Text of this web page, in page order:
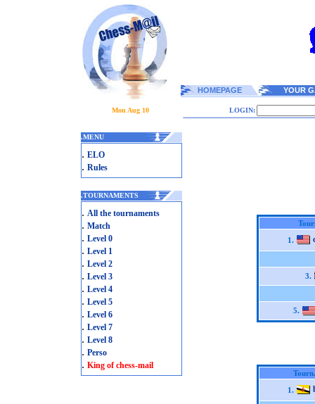
HOMEPAGE YOUR
Mon Aug 10 LOGIN:
.MENU
. ELO
. Rules
.TOURNAMENTS
. All the tournaments
. Match
. Level 0
. Level 1
. Level 2
. Level 3
. Level 4
. Level 5
. Level 6
. Level 7
. Level 8
. Perso
. King of chess-mail
1.
3.
5.
1.